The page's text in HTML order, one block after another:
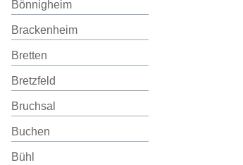
Bönnigheim
Brackenheim
Bretten
Bretzfeld
Bruchsal
Buchen
Bühl